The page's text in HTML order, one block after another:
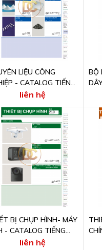
LIỆU CÔNG
- CATALOG TIẾNG
ONLINE
liên hệ
BỘ
BỊ CHỤP HÌNH- MÁY
- CATALOG TIẾNG
ONLINE
liên hệ